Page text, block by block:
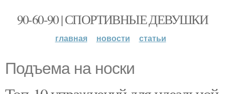
90-60-90 | СПОРТИВНЫЕ ДЕВУШКИ
главная новости статьи
Подъема на носки